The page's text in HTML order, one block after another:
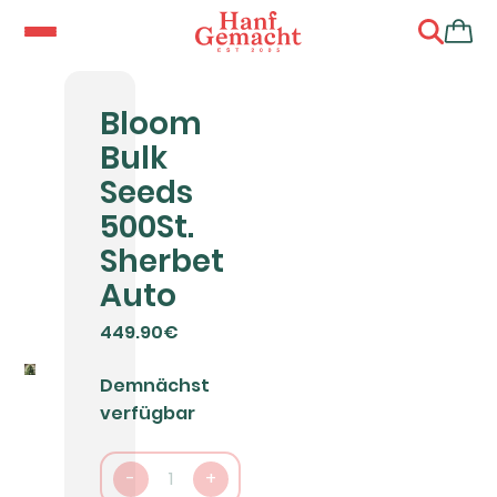
Bloom
Bulk
Seeds
500St.
Sherbet
Auto
449.90€
Demnächst
verfügbar
- 1 +